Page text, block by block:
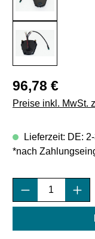
Regulärer Preis:
96,78 €
Preise inkl. MwSt.
Lieferzeit: DE:
*nach
Produkt